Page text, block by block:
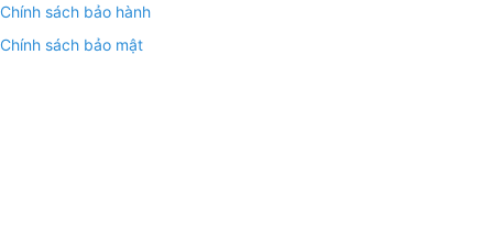
Chính sách bảo hành
Chính sách bảo mật